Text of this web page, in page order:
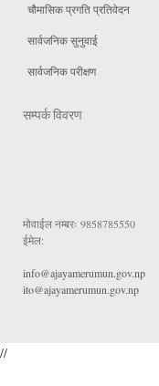
चौमासिक प्रगति प्रतिवेदन
सार्वजनिक सुनुवाई
सार्वजनिक परीक्षण
सम्पर्क विवरण
मोवाईल नम्बरः 9858785550
ईमेल:
info@ajayamerumun.gov.np
ito@ajayamerumun.gov.np
//